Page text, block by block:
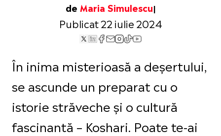
de Maria Simulescu
Publicat 22 iulie 2024
În inima misterioasă a deșertului,
se ascunde un preparat cu o
istorie străveche și o cultură
fascinantă – Koshari. Poate te-ai